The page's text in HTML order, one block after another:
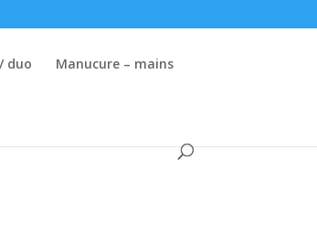
duo Manucure – mains